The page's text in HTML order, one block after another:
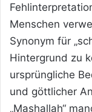
Menschen
Synonym für
Hintergrund zu
ursprüngliche
und göttlicher
„Mashallah“